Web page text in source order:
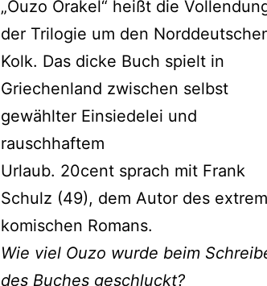
„Ouzo Orakel“ heißt die
der Trilogie um den
Kolk. Das dicke Buch spielt in
Griechenland zwischen selbst
gewählter Einsiedelei und
rauschhaftem
Urlaub. 20cent sprach mit Frank
Schulz (49), dem Autor des extrem
komischen Romans.
Wie viel Ouzo wurde beim
des Buches geschluckt?